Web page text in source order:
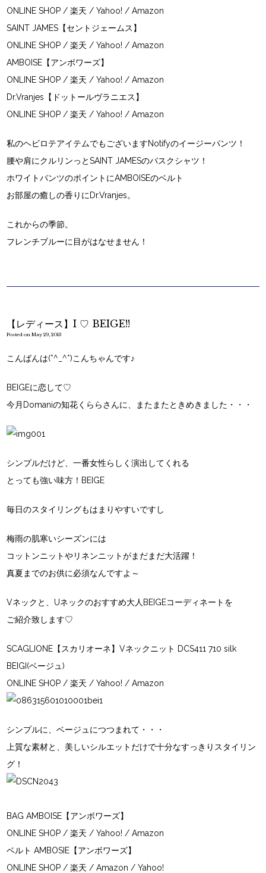
ONLINE SHOP /楽天 /Yahoo! /Amazon
SAINT JAMES【セントジェームス】
ONLINE SHOP /楽天 /Yahoo! /Amazon
AMBOISE【アンボワーズ】
ONLINE SHOP /楽天 /Yahoo! /Amazon
Dr.Vranjes【ドットールヴラニエス】
ONLINE SHOP /楽天 /Yahoo! /Amazon
私のヘビロテアイテムでもございますNotifyのイージーパンツ！
腰や肩にクルリンっとSAINT JAMESのバスクシャツ！
ホワイトパンツのポイントにAMBOISEのベルト
お部屋の癒しの香りにDr.Vranjes。
これからの季節。
フレンチブルーに目がはなせません！
【レディース】I ♡ BEIGE!!
Posted on May 29, 2013
こんばんは(*^_^*)こんちゃんです♪
BEIGEに恋して♡
今月Domaniの知花くららさんに、またまたときめきました・・・
シンプルだけど、一番女性らしく演出してくれる
とっても強い味方！ BEIGE
毎日のスタイリングもはまりやすいですし
梅雨の肌寒いシーズンには
コットンニットやリネンニットがまだまだ大活躍！
真夏までのお供に必須なんですよ～
Vネックと、Uネックのおすすめ大人BEIGEコーディネートを
ご紹介致します♡
SCAGLIONE【スカリオーネ】Vネックニット DCS411 710 silk
BEIGI(ベージュ)
ONLINE SHOP /楽天 /Yahoo! / Amazon
シンプルに、ベージュにつつまれて・・・
上質な素材と、美しいシルエットだけで十分なすっきりスタイリン
グ！
BAG AMBOISE【アンボワーズ】
ONLINE SHOP /楽天 /Yahoo! / Amazon
ベルト AMBOSIE【アンボワーズ】
ONLINE SHOP /楽天 /Amazon / Yahoo!